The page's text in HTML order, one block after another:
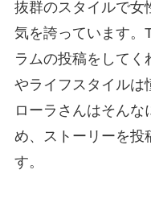
抜群のスタイルで女
気を誇っています。
ラムの投稿をしてく
やライフスタイルは
ローラさんはそんな
め、ストーリーを投
す。